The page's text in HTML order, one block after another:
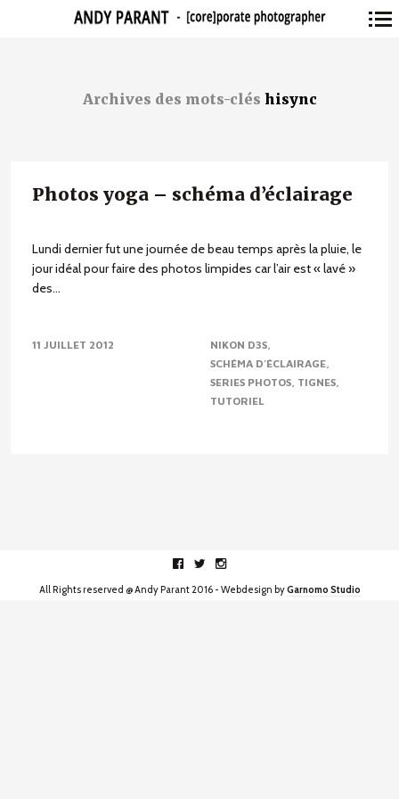
Archives des mots-clés hisync
Photos yoga – schéma d’éclairage
Lundi dernier fut une journée de beau temps après la pluie, le
jour idéal pour faire des photos limpides car l’air est « lavé »
des...
11 JUILLET 2012
NIKON D3S
SCHÉMA D'ÉCLAIRAGE
SERIES PHOTOS TIGNES
TUTORIEL
Facebook
Twitter
All Rights reserved @ Andy Parant 2016 - Webdesign byGarnomo Studio